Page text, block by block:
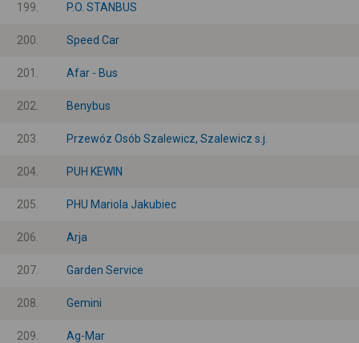
199. P.O. STANBUS
200. Speed Car
201. Afar - Bus
202. Benybus
203. Przewóz Osób Szalewicz, Szalewicz s.j.
204. PUH KEWIN
205. PHU Mariola Jakubiec
206. Arja
207. Garden Service
208. Gemini
209. Ag-Mar